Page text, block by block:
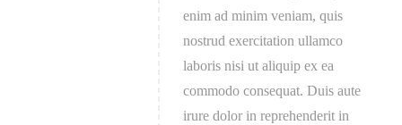
enim ad minim veniam, quis
nostrud exercitation ullamco
laboris nisi ut aliquip ex ea
commodo consequat. Duis aute
irure dolor in reprehenderit in